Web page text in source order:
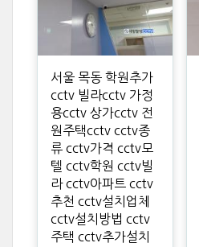
서울 목동 학원추가
cctv 빌라cctv 가정
용cctv 상가cctv 전
원주택cctv cctv종
류 cctv가격 cctv모
텔 cctv학원 cctv빌
라 cctv아파트 cctv
추천 cctv설치업체
cctv설치방법 cctv
주택 cctv추가설치